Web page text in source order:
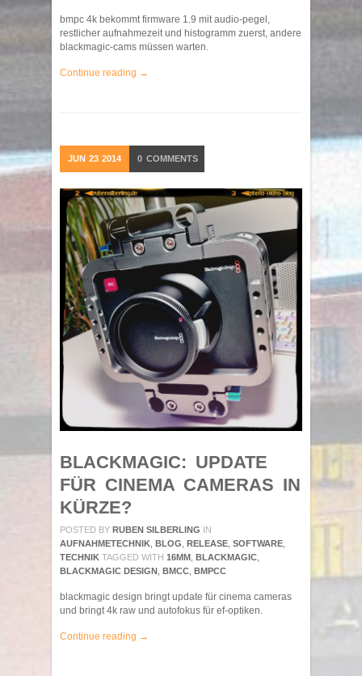
bmpc 4k bekommt firmware 1.9 mit audio-pegel,
restlicher aufnahmezeit und histogramm zuerst, andere
blackmagic-cams müssen warten.
Continue reading →
JUN 23 2014 0 COMMENTS
BLACKMAGIC: UPDATE
FÜR CINEMA CAMERAS IN
KÜRZE?
POSTED BY RUBEN SILBERLING IN
AUFNAHMETECHNIK BLOG RELEASE SOFTWARE
TECHNIK TAGGED WITH 16MM BLACKMAGIC
BLACKMAGIC DESIGN BMCC BMPCC
blackmagic design bringt update für cinema cameras
und bringt 4k raw und autofokus für ef-optiken.
Continue reading →